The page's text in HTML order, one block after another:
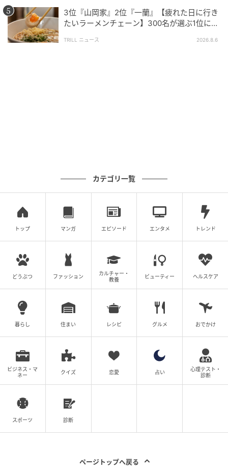
『メッシュポーチリフィル』は、推し活グッズやコレ
で、普段はバインダーで綺麗に保管し、イベントの時
だけお気に入りのリフィルをチョイスして持ち出す、
という使い方も便利です。
michill
きめ細かなメッシュ素材を活かして、缶バッジのピン
ョンをまとめてきれいにレイアウトできそうです。
3位『山岡家』2位『一蘭』【疲れた日に行き
たいラーメンチェーン】300名が選ぶ1位に
る」
TRILL ニュース 2026.8.6
カテゴリ一覧
トップ マンガ エピソード エンタメ トレンド
どうぶつ ファッション
カルチャー・
教養
ビューティー ヘルスケア
暮らし 住まい レシピ グルメ おでかけ
ビジネス・マ
ネー
クイズ 恋愛 占い
心理テスト・
診断
スポーツ 診断
ページトップへ戻る